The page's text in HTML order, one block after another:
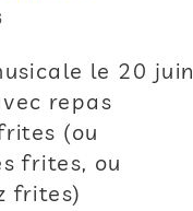
le 20 juin
repas
(ou
frites, ou
frites)